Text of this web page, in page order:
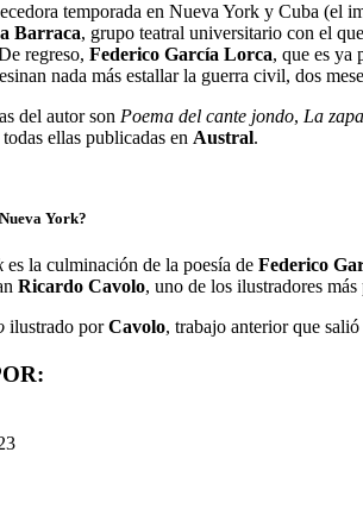
temporada en Nueva York y Cuba (el
Barraca, grupo teatral universitario con el
regreso, Federico García Lorca, que es ya
nada más estallar la guerra civil, dos
del autor son Poema del cante jondo, La
todas ellas publicadas en Austral.
York?
es la culminación de la poesía de Federico
Ricardo Cavolo, uno de los ilustradores
ilustrado porCavolo, trabajo anterior que